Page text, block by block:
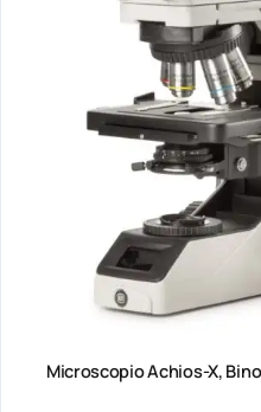
Microscopio Achios-X,